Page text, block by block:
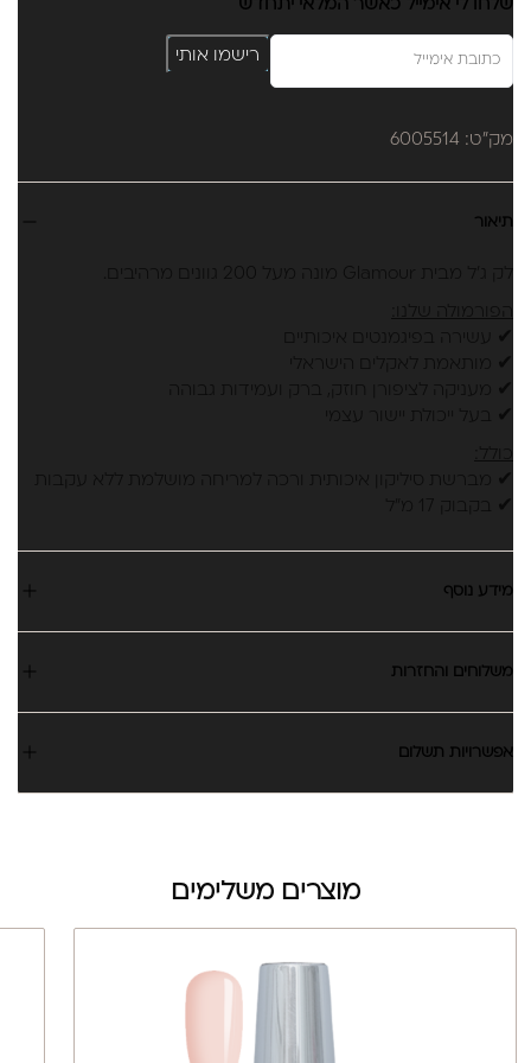
שלחו לי אימייל כאשר המלאי יתחדש
רישמו אותי
מק"ט: 6005514
תיאור
✔ עשירה בפיגמנטים איכותיים
✔ מותאמת לאקלים הישראלי
✔ מעניקה לציפורן חוזק, ברק ועמידות גבוהה
✔ בעל ייכולת יישור עצמי
✔ מברשת סיליקון איכותית ורכה למריחה מושלמת ללא עקבות
✔ בקבוק 17 מ"ל
מידע נוסף
משלוחים והחזרות
אפשרויות תשלום
מוצרים משלימים